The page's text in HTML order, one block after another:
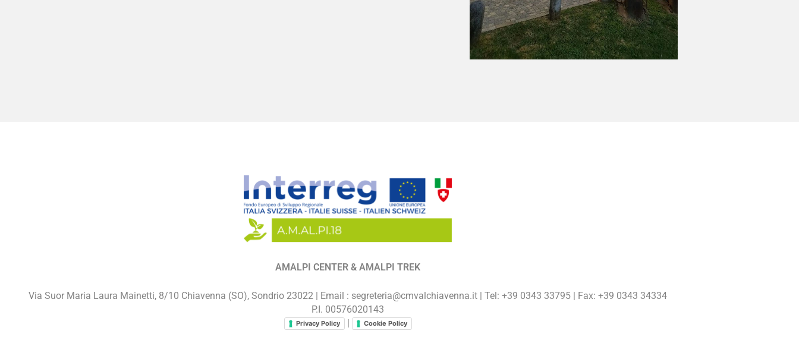
AMALPI CENTER & AMALPI TREK
Via Suor Maria Laura Mainetti, 8/10 Chiavenna (SO), Sondrio 23022 | Email : segreteria@cmvalchiavenna.it | Tel: +39 0343 33795 | Fax: +39 0343 34334
P.I. 00576020143
Privacy Policy | Cookie Policy